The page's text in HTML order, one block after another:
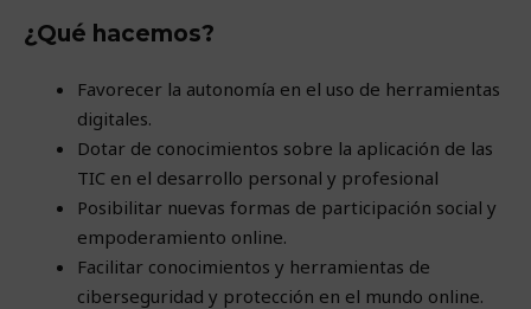
¿Qué hacemos?
Favorecer la autonomía en el uso de herramientas
digitales.
Dotar de conocimientos sobre la aplicación de las
TIC en el desarrollo personal y profesional
Posibilitar nuevas formas de participación social y
empoderamiento online.
Facilitar conocimientos y herramientas de
ciberseguridad y protección en el mundo online.